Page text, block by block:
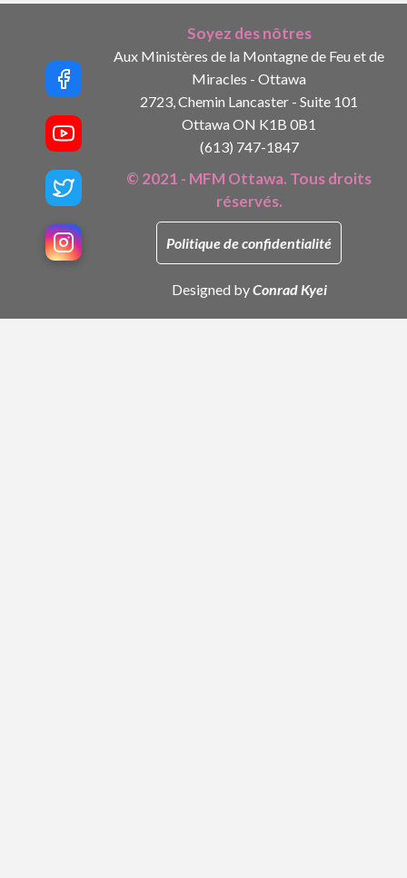
Soyez des nôtres
Aux Ministères de la Montagne de Feu et de
Miracles - Ottawa
2723, Chemin Lancaster - Suite 101
Ottawa ON K1B 0B1
(613) 747-1847
© 2021 - MFM Ottawa. Tous droits
réservés.
Politique de confidentialité
Designed byConrad Kyei